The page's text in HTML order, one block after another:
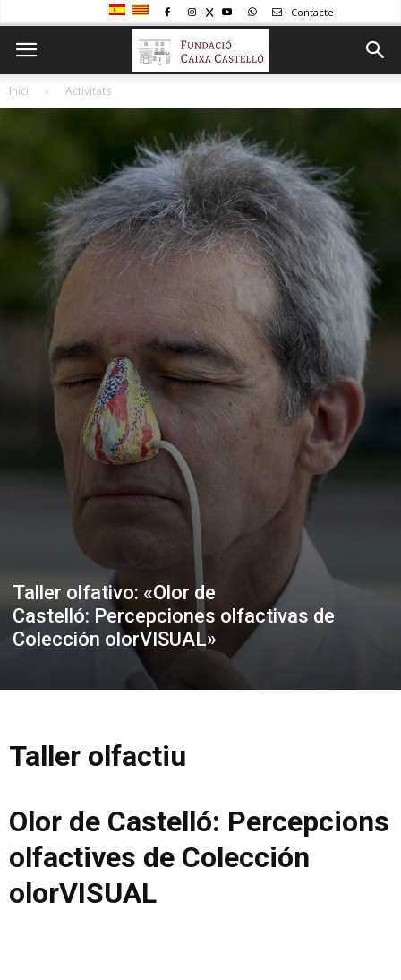
Contacte
Inici Activitats
Taller olfativo: «Olor de
Castelló: Percepciones olfactivas de
Colección olorVISUAL»
Taller olfactiu
Olor de Castelló: Percepcions
olfactives de Colección
olorVISUAL